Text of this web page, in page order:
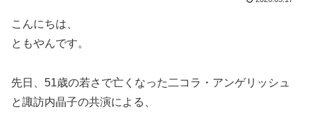
こんにちは、
ともやんです。
先日、51歳の若さで亡くなった二コラ・アンゲリッシュ
と諏訪内晶子の共演による、